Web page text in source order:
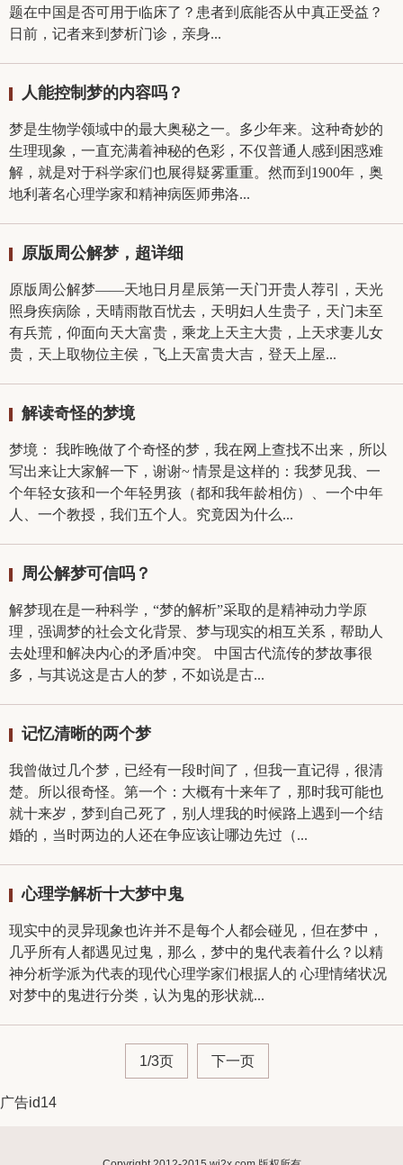
题在中国是否可用于临床了？患者到底能否从中真正受益？
日前，记者来到梦析门诊，亲身...
人能控制梦的内容吗？
梦是生物学领域中的最大奥秘之一。多少年来。这种奇妙的
生理现象，一直充满着神秘的色彩，不仅普通人感到困惑难
解，就是对于科学家们也展得疑雾重重。然而到1900年，奥
地利著名心理学家和精神病医师弗洛...
原版周公解梦，超详细
原版周公解梦——天地日月星辰第一天门开贵人荐引，天光
照身疾病除，天晴雨散百忧去，天明妇人生贵子，天门未至
有兵荒，仰面向天大富贵，乘龙上天主大贵，上天求妻儿女
贵，天上取物位主侯，飞上天富贵大吉，登天上屋...
解读奇怪的梦境
梦境： 我昨晚做了个奇怪的梦，我在网上查找不出来，所以
写出来让大家解一下，谢谢~ 情景是这样的：我梦见我、一
个年轻女孩和一个年轻男孩（都和我年龄相仿）、一个中年
人、一个教授，我们五个人。究竟因为什么...
周公解梦可信吗？
解梦现在是一种科学，“梦的解析”采取的是精神动力学原
理，强调梦的社会文化背景、梦与现实的相互关系，帮助人
去处理和解决内心的矛盾冲突。 中国古代流传的梦故事很
多，与其说这是古人的梦，不如说是古...
记忆清晰的两个梦
我曾做过几个梦，已经有一段时间了，但我一直记得，很清
楚。所以很奇怪。第一个：大概有十来年了，那时我可能也
就十来岁，梦到自己死了，别人埋我的时候路上遇到一个结
婚的，当时两边的人还在争应该让哪边先过（...
心理学解析十大梦中鬼
现实中的灵异现象也许并不是每个人都会碰见，但在梦中，
几乎所有人都遇见过鬼，那么，梦中的鬼代表着什么？以精
神分析学派为代表的现代心理学家们根据人的 心理情绪状况
对梦中的鬼进行分类，认为鬼的形状就...
1/3页 下一页
广告id14